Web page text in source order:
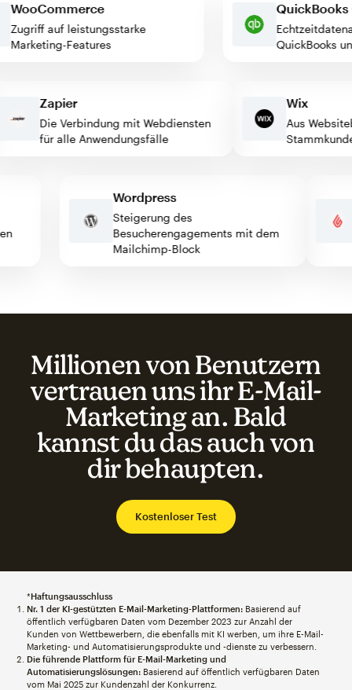
WooCommerce
Zugriff auf leistungsstarke
Marketing-Features
Zapier
Die Verbindung mit Webdiensten
für alle Anwendungsfälle
Wix
Aus
Stammkunden
Wordpress
Steigerung des
Besucherengagements mit dem
Mailchimp-Block
Millionen von Benutzern
vertrauen uns ihr E-Mail-
Marketing an. Bald
kannst du das auch von
dir behaupten.
Kostenloser Test
*Haftungsausschluss
Nr. 1 der KI-gestützten E-Mail-Marketing-Plattformen:Basierend auf
öffentlich verfügbaren Daten vom Dezember 2023 zur Anzahl der
Kunden von Wettbewerbern, die ebenfalls mit KI werben, um ihre E-Mail-
Marketing- und Automatisierungsprodukte und -dienste zu verbessern.
Die führende Plattform für E-Mail-Marketing und
Automatisierungslösungen:Basierend auf öffentlich verfügbaren Daten
vom Mai 2025 zur Kundenzahl der Konkurrenz.